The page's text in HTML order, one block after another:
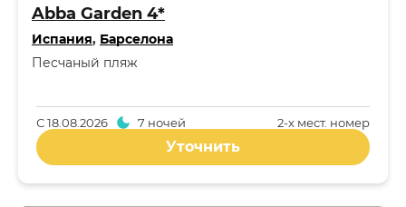
Abba Garden 4*
Испания, Барселона
Песчаный пляж
2-x мест. номер
С18.08.2026 7 ночей
Уточнить